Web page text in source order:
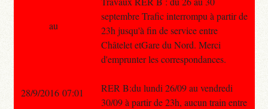
septembre Trafic interrompu à partir de
23h jusqu'à fin de service entre
Châtelet etGare du Nord. Merci
d'emprunter les correspondances.
RER B:du lundi 26/09 au vendredi
30/09 à partir de 23h, aucun train entre
au
28/9/2016 07:01